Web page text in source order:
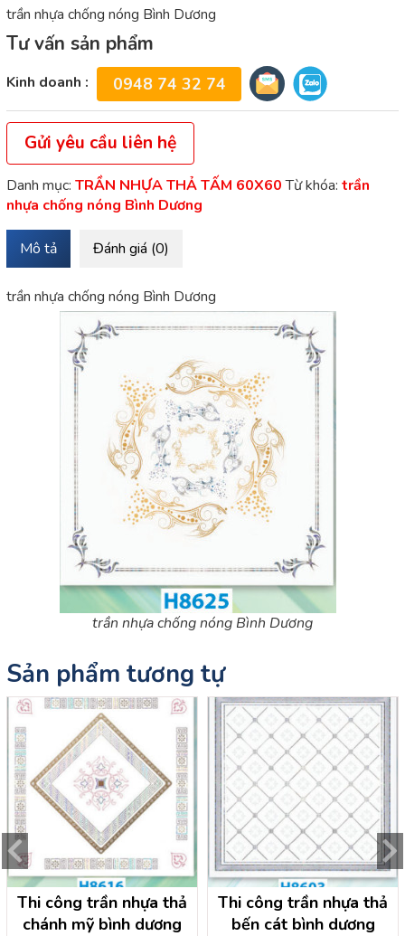
trần nhựa chống nóng Bình Dương
Tư vấn sản phẩm
Kinh doanh : 0948 74 32 74
Gửi yêu cầu liên hệ
Danh mục: TRẦN NHỰA THẢ TẤM 60X60 Từ khóa: trần
nhựa chống nóng Bình Dương
Mô tả Đánh giá (0)
trần nhựa chống nóng Bình Dương
trần nhựa chống nóng Bình Dương
Sản phẩm tương tự
Thi công trần nhựa thả
chánh mỹ bình dương
Thi công trần nhựa thả
bến cát bình dương